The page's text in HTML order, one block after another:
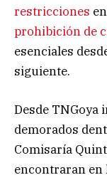
restricciones
prohibición de
esenciales
siguiente.
Desde TNGoya
demorados
Comisaría
encontraran en